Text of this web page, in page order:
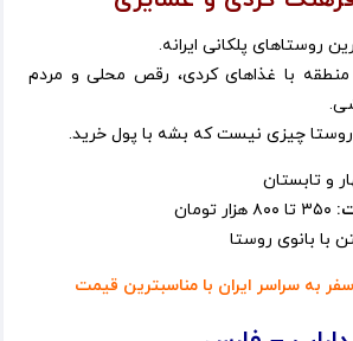
روستاهای پلکانی ایرانه.
با غذاهای کردی، رقص محلی و مردم
چیزی نیست که بشه با پول خرید.
و تابستان
با بانوی روستا
سفر به سراسر ایران با مناسبترین قیمت